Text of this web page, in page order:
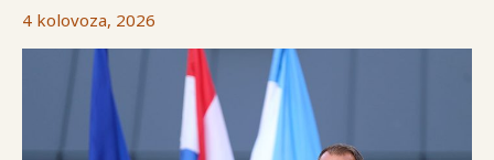
4 kolovoza, 2026